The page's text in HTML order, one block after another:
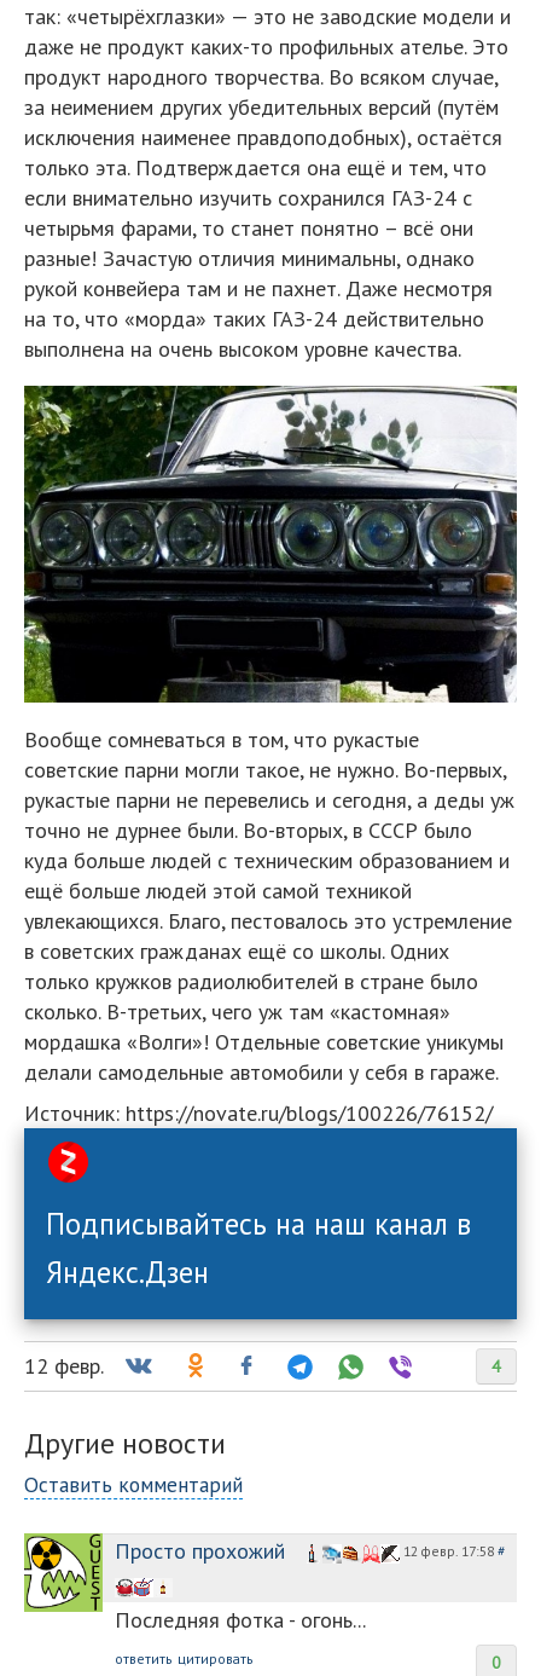
так: «четырёхглазки» — это не заводские модели и
даже не продукт каких-то профильных ателье. Это
продукт народного творчества. Во всяком случае,
за неимением других убедительных версий (путём
исключения наименее правдоподобных), остаётся
только эта. Подтверждается она ещё и тем, что
если внимательно изучить сохранился ГАЗ-24 с
четырьмя фарами, то станет понятно – всё они
разные! Зачастую отличия минимальны, однако
рукой конвейера там и не пахнет. Даже несмотря
на то, что «морда» таких ГАЗ-24 действительно
выполнена на очень высоком уровне качества.
Вообще сомневаться в том, что рукастые
советские парни могли такое, не нужно. Во-первых,
рукастые парни не перевелись и сегодня, а деды уж
точно не дурнее были. Во-вторых, в СССР было
куда больше людей с техническим образованием и
ещё больше людей этой самой техникой
увлекающихся. Благо, пестовалось это устремление
в советских гражданах ещё со школы. Одних
только кружков радиолюбителей в стране было
сколько. В-третьих, чего уж там «кастомная»
мордашка «Волги»! Отдельные советские уникумы
делали самодельные автомобили у себя в гараже.
Источник: https://novate.ru/blogs/100226/76152/
Подписывайтесь на наш канал в
Яндекс.Дзен
4
12 февр.
Другие новости
Оставить комментарий
Просто прохожий 12 февр. 17:58 #
Последняя фотка - огонь...
0
ответить цитировать